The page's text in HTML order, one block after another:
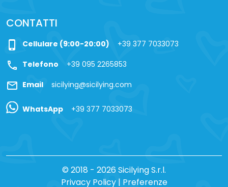
CONTATTI
phone_iphone Cellulare (9:00-20:00) +39 377 7033073
call Telefono +39 095 2265853
mail Email sicilying@sicilying.com
WhatsApp +39 377 7033073
© 2018 - 2026 Sicilying S.r.l.
Privacy Policy| Preferenze